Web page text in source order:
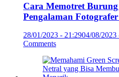
Cara Memotret
Pengalaman
28/01/2023 - 21:2904/08/2023
Comments